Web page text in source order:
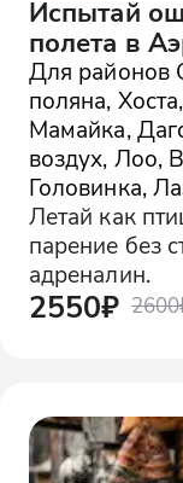
Испытай
полета в
Для районов
поляна,
Мамайка,
воздух, Лоо,
Головинка,
Летай как
парение без
адреналин.
2550₽